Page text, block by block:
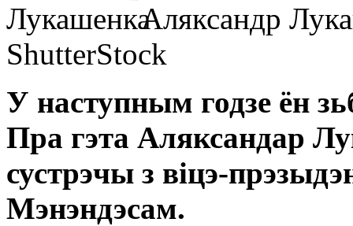
Аляксандр
ShutterStock
У наступным годзе ён
Пра гэта Аляксандар
сустрэчы з віцэ-
Мэнэндэсам.